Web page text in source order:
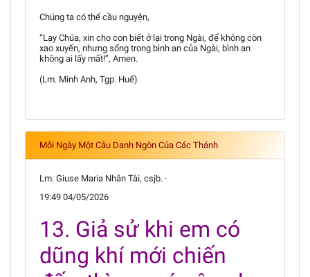
Chúng ta có thể cầu nguyện,
“Lạy Chúa, xin cho con biết ở lại trong Ngài, để không còn
xao xuyến, nhưng sống trong bình an của Ngài, bình an
không ai lấy mất!”, Amen.
(Lm. Minh Anh, Tgp. Huế)
Mỗi Ngày Một Câu Danh Ngôn Của Các Thánh
Lm. Giuse Maria Nhân Tài, csjb. ·
19:49 04/05/2026
13. Giả sử khi em có
dũng khí mới chiến